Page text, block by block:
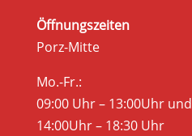
Öffnungszeiten
Porz-Mitte
Mo.-Fr.:
09:00 Uhr – 13:00Uhr und
14:00Uhr – 18:30 Uhr